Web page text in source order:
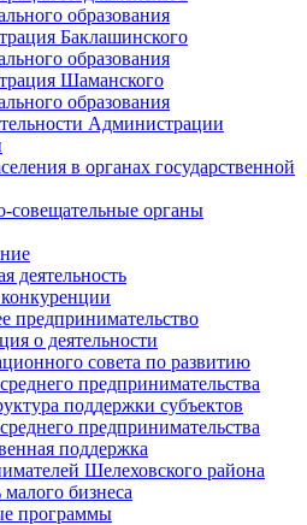
образования
Баклашинского
образования
Шаманского
образования
Администрации
в органах государственной
совещательные органы
деятельность
предпринимательство
о деятельности
совета по развитию
предпринимательства
поддержки субъектов
предпринимательства
поддержка
Шелеховского района
бизнеса
программы